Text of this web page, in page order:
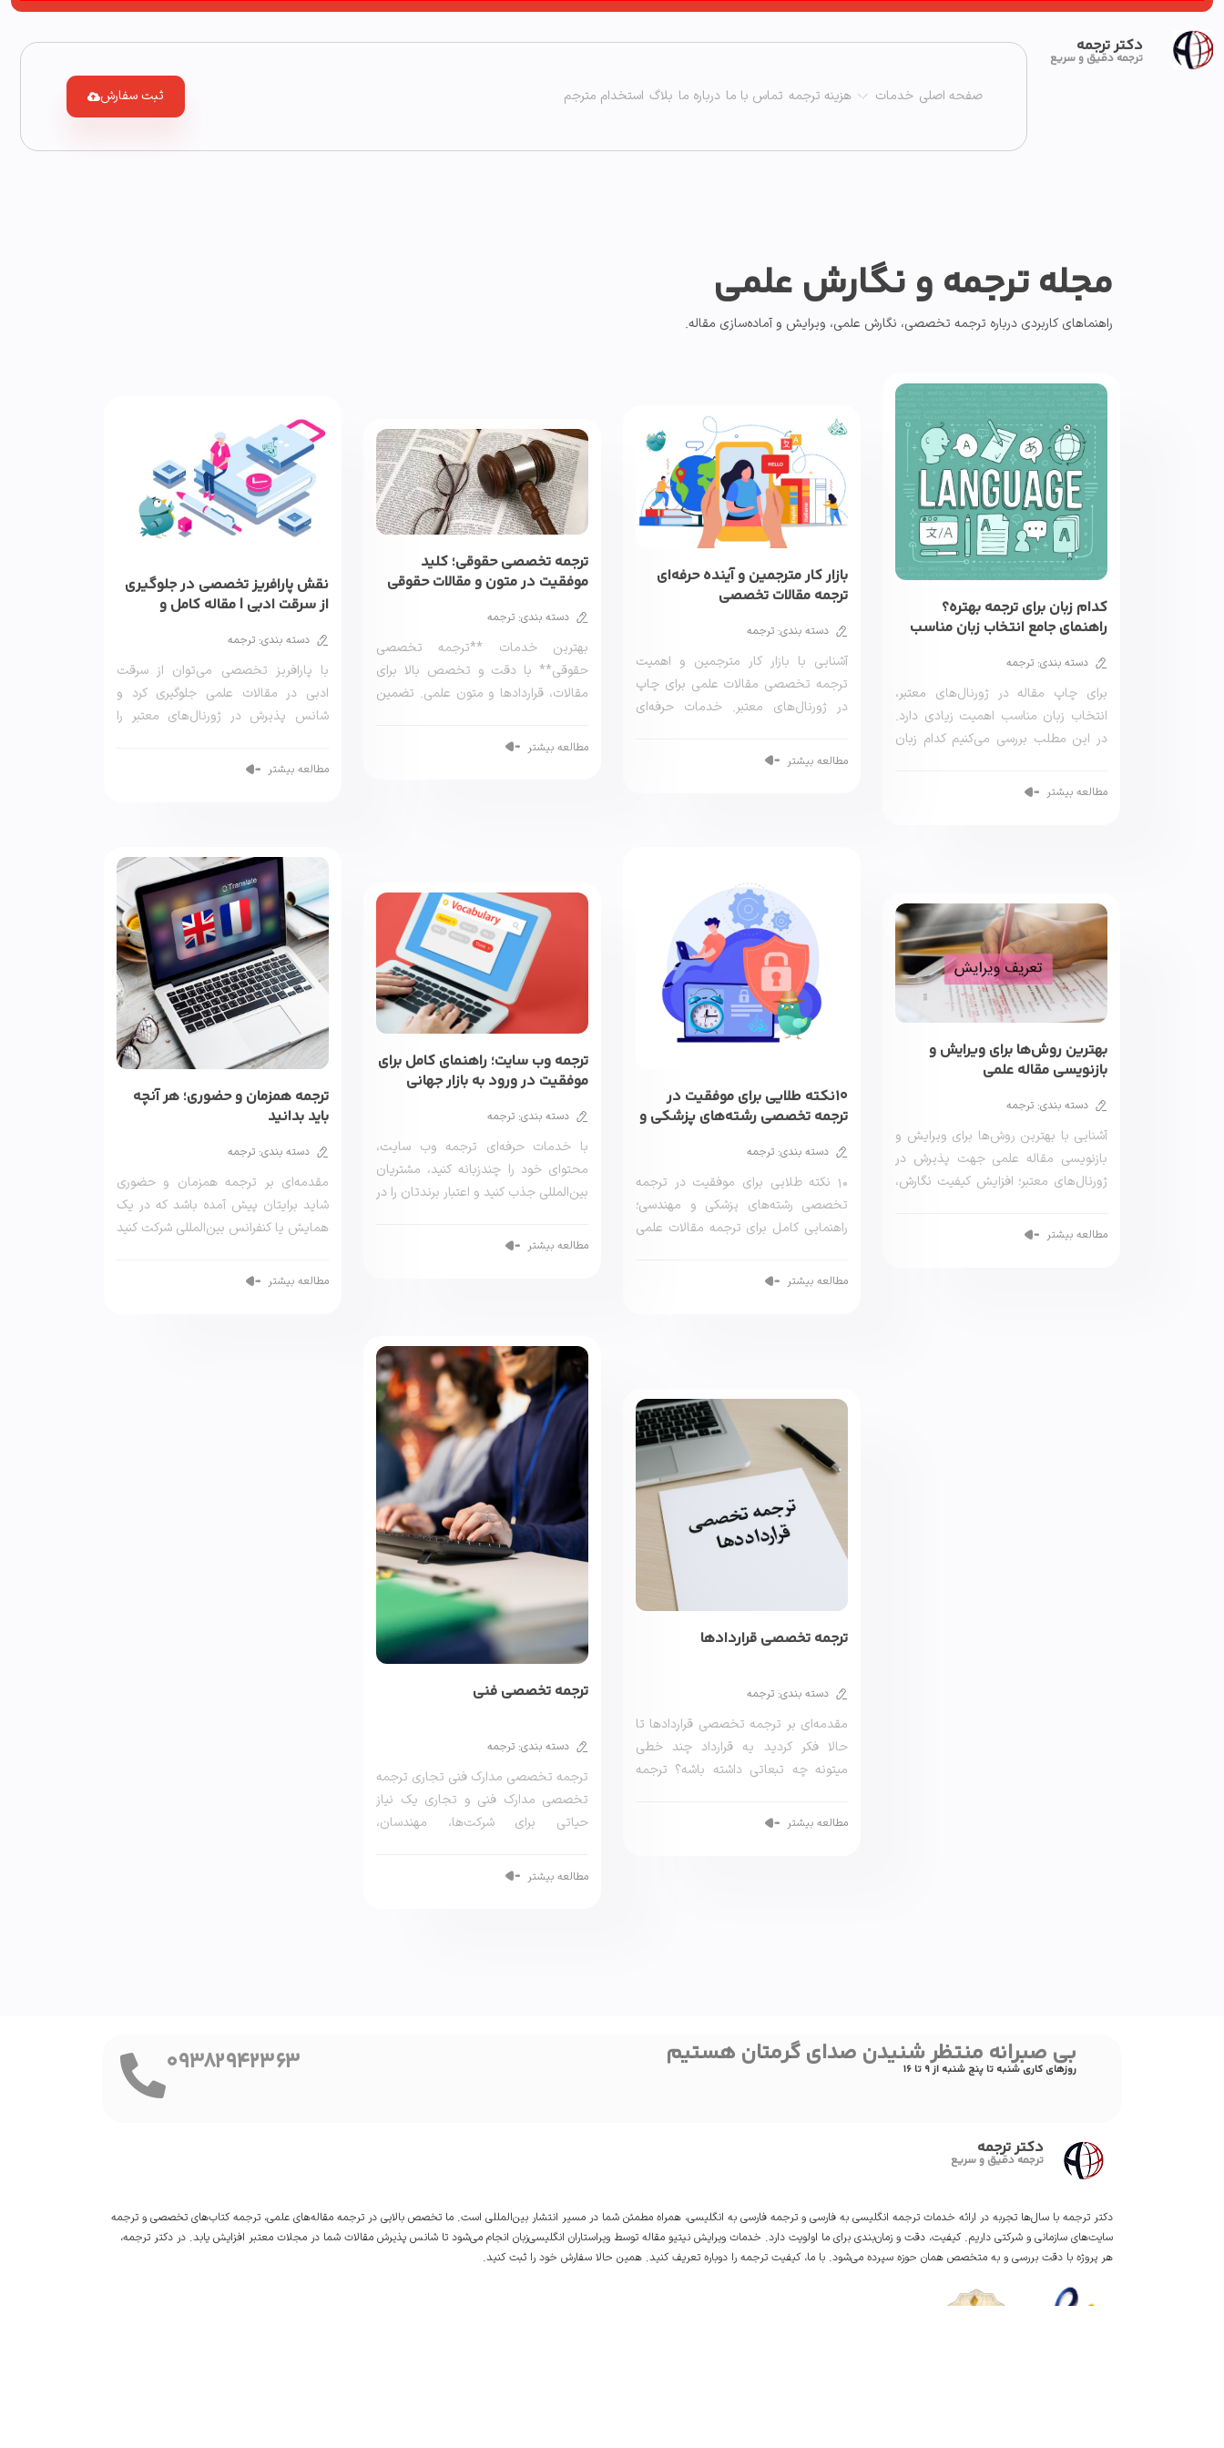
دکتر ترجمه
ترجمه دقیق و سریع
صفحه اصلی خدمات هزینه ترجمه تماس با ما درباره ما بلاگ استخدام مترجم ثبت سفارش
مجله ترجمه و نگارش علمی
راهنماهای کاربردی درباره ترجمه تخصصی، نگارش علمی، ویرایش و آماده‌سازی مقاله.
کدام زبان برای ترجمه بهتره؟
راهنمای جامع انتخاب زبان مناسب
دسته بندی: ترجمه
برای چاپ مقاله در ژورنال‌های معتبر،
انتخاب زبان مناسب اهمیت زیادی دارد.
در این مطلب بررسی می‌کنیم کدام زبان
مطالعه بیشتر
بازار کار مترجمین و آینده حرفه‌ای
ترجمه مقالات تخصصی
دسته بندی: ترجمه
آشنایی با بازار کار مترجمین و اهمیت
ترجمه تخصصی مقالات علمی برای چاپ
در ژورنال‌های معتبر. خدمات حرفه‌ای
مطالعه بیشتر
ترجمه تخصصی حقوقی؛ کلید
موفقیت در متون و مقالات حقوقی
دسته بندی: ترجمه
بهترین خدمات **ترجمه تخصصی
حقوقی** با دقت و تخصص بالا برای
مقالات، قراردادها و متون علمی. تضمین
مطالعه بیشتر
نقش پارافریز تخصصی در جلوگیری
از سرقت ادبی | مقاله کامل و
دسته بندی: ترجمه
با پارافریز تخصصی می‌توان از سرقت
ادبی در مقالات علمی جلوگیری کرد و
شانس پذیرش در ژورنال‌های معتبر را
مطالعه بیشتر
بهترین روش‌ها برای ویرایش و
بازنویسی مقاله علمی
دسته بندی: ترجمه
آشنایی با بهترین روش‌ها برای ویرایش و
بازنویسی مقاله علمی جهت پذیرش در
ژورنال‌های معتبر؛ افزایش کیفیت نگارش،
مطالعه بیشتر
10نکته طلایی برای موفقیت در
ترجمه تخصصی رشته‌های پزشکی و
دسته بندی: ترجمه
۱۰ نکته طلایی برای موفقیت در ترجمه
تخصصی رشته‌های پزشکی و مهندسی؛
راهنمایی کامل برای ترجمه مقالات علمی
مطالعه بیشتر
ترجمه وب سایت؛ راهنمای کامل برای
موفقیت در ورود به بازار جهانی
دسته بندی: ترجمه
با خدمات حرفه‌ای ترجمه وب سایت،
محتوای خود را چندزبانه کنید، مشتریان
بین‌المللی جذب کنید و اعتبار برندتان را در
مطالعه بیشتر
ترجمه همزمان و حضوری؛ هر آنچه
باید بدانید
دسته بندی: ترجمه
مقدمه‌ای بر ترجمه همزمان و حضوری
شاید برایتان پیش آمده باشد که در یک
همایش یا کنفرانس بین‌المللی شرکت کنید
مطالعه بیشتر
ترجمه تخصصی قراردادها
دسته بندی: ترجمه
مقدمه‌ای بر ترجمه تخصصی قراردادها تا
حالا فکر کردید یه قرارداد چند خطی
میتونه چه تبعاتی داشته باشه؟ ترجمه
مطالعه بیشتر
ترجمه تخصصی فنی
دسته بندی: ترجمه
ترجمه تخصصی مدارک فنی تجاری ترجمه
تخصصی مدارک فنی و تجاری یک نیاز
حیاتی برای شرکت‌ها، مهندسان،
مطالعه بیشتر
بی صبرانه منتظر شنیدن صدای گرمتان هستیم
روزهای کاری شنبه تا پنج شنبه از 9 تا 16 09382942363
دکتر ترجمه
ترجمه دقیق و سریع
دکتر ترجمه با سال‌ها تجربه در ارائه خدمات ترجمه انگلیسی به فارسی و ترجمه فارسی به انگلیسی، همراه مطمئن شما در مسیر انتشار بین‌المللی است. ما تخصص بالایی در ترجمه مقاله‌های علمی، ترجمه کتاب‌های تخصصی و ترجمه
سایت‌های سازمانی و شرکتی داریم. کیفیت، دقت و زمان‌بندی برای ما اولویت دارد. خدمات ویرایش نیتیو مقاله توسط ویراستاران انگلیسی‌زبان انجام می‌شود تا شانس پذیرش مقالات شما در مجلات معتبر افزایش یابد. در دکتر ترجمه،
هر پروژه با دقت بررسی و به متخصص همان حوزه سپرده می‌شود. با ما، کیفیت ترجمه را دوباره تعریف کنید. همین حالا سفارش خود را ثبت کنید.